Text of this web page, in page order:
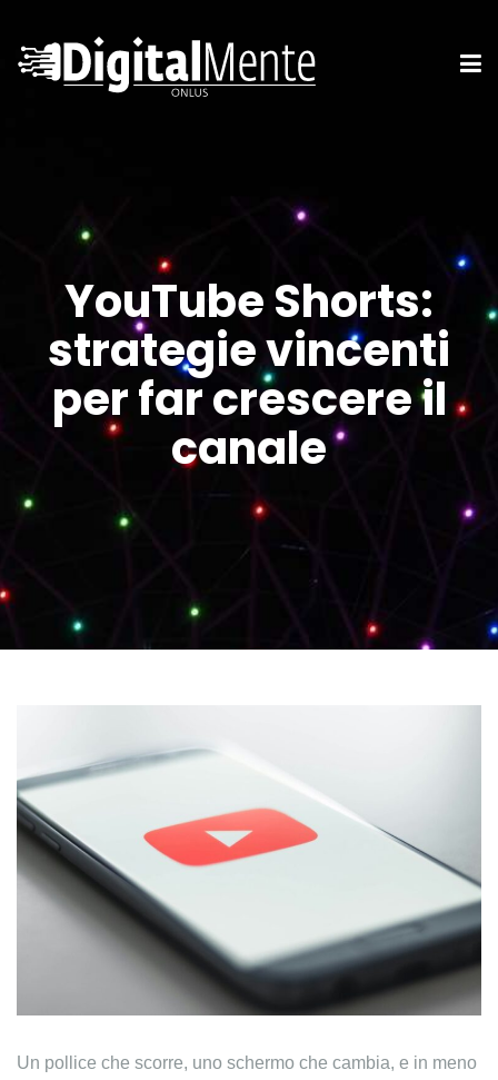
YouTube Shorts:
strategie vincenti
per far crescere il
canale
Un pollice che scorre, uno schermo che cambia, e in meno